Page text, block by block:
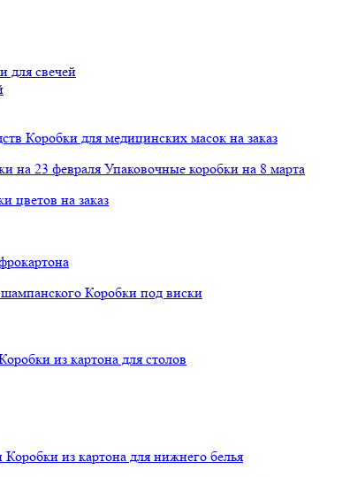
для свечей
Коробки для медицинских масок на заказ
на 23 февраля Упаковочные коробки на 8 марта
цветов на заказ
Коробки под виски
из картона для столов
Коробки из картона для нижнего белья